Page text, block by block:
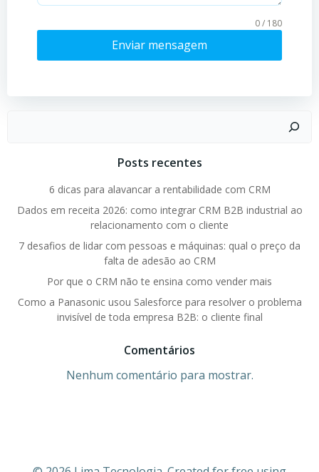
0 / 180
Enviar mensagem
Posts recentes
6 dicas para alavancar a rentabilidade com CRM
Dados em receita 2026: como integrar CRM B2B industrial ao
relacionamento com o cliente
7 desafios de lidar com pessoas e máquinas: qual o preço da
falta de adesão ao CRM
Por que o CRM não te ensina como vender mais
Como a Panasonic usou Salesforce para resolver o problema
invisível de toda empresa B2B: o cliente final
Comentários
Nenhum comentário para mostrar.